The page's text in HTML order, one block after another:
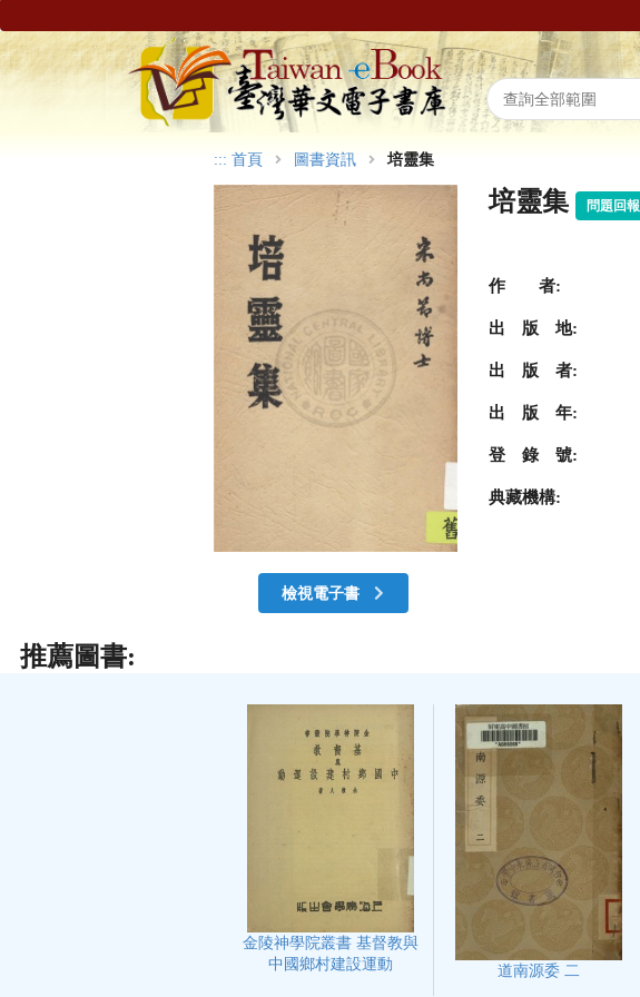
::: 首頁 圖書資訊 培靈集
檢視電子書
培靈集 問題回報
作 者:
出 版 地:
出 版 者:
出 版 年:
登 錄 號:
典藏機構:
推薦圖書:
金陵神學院叢書 基督教與
中國鄉村建設運動
道南源委 二